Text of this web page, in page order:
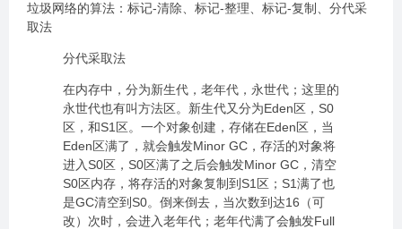
垃圾网络的算法：标记-清除、标记-整理、标记-复制、分代采
取法
分代采取法
在内存中，分为新生代，老年代，永世代；这里的
永世代也有叫方法区。新生代又分为Eden区，S0
区，和S1区。一个对象创建，存储在Eden区，当
Eden区满了，就会触发Minor GC，存活的对象将
进入S0区，S0区满了之后会触发Minor GC，清空
S0区内存，将存活的对象复制到S1区；S1满了也
是GC清空到S0。倒来倒去，当次数到达16（可
改）次时，会进入老年代；老年代满了会触发Full